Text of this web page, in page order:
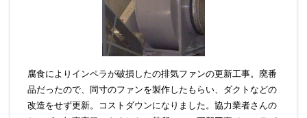
腐食によりインペラが破損したの排気ファンの更新工事。廃番
品だったので、同寸のファンを製作したもらい、ダクトなどの
改造をせず更新。コストダウンになりました。協力業者さんの